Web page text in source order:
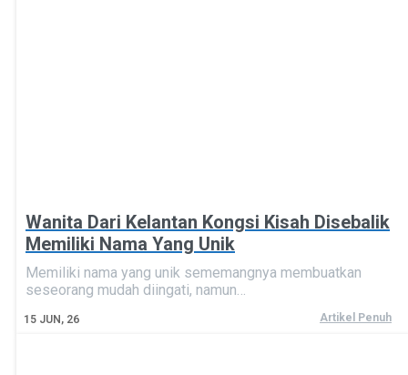
Wanita Dari Kelantan Kongsi Kisah Disebalik
Memiliki Nama Yang Unik
15 JUN, 26
Memiliki nama yang unik sememangnya membuatkan
seseorang mudah diingati, namun…
Artikel Penuh